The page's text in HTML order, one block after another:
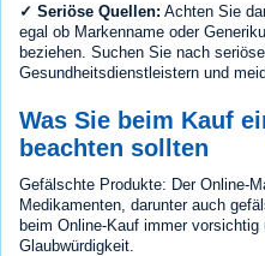
✓ Seriöse Quellen: Achten Sie
egal ob Markenname oder
beziehen. Suchen Sie nach
Gesundheitsdienstleistern und
Was Sie beim Kauf
beachten sollten
Gefälschte Produkte: Der Online-
Medikamenten, darunter auch
beim Online-Kauf immer
Glaubwürdigkeit.